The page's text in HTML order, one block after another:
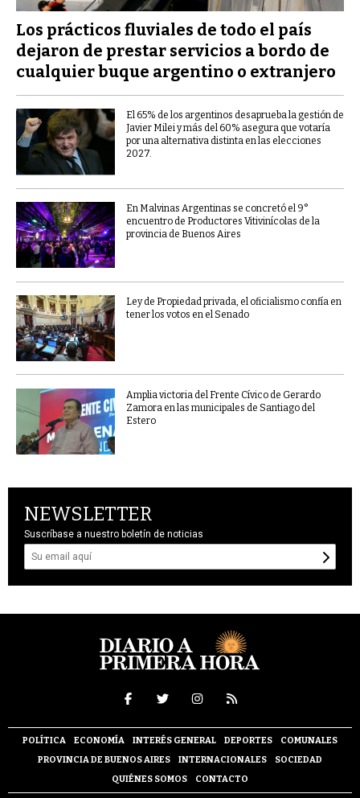
Los prácticos fluviales de todo el país
dejaron de prestar servicios a bordo de
cualquier buque argentino o extranjero
El 65% de los argentinos desaprueba la gestión de
Javier Milei y más del 60% asegura que votaría
por una alternativa distinta en las elecciones
2027.
En Malvinas Argentinas se concretó el 9°
encuentro de Productores Vitivinícolas de la
provincia de Buenos Aires
Ley de Propiedad privada, el oficialismo confía en
tener los votos en el Senado
Amplia victoria del Frente Cívico de Gerardo
Zamora en las municipales de Santiago del
Estero
NEWSLETTER
Suscríbase a nuestro boletín de noticias
POLÍTICA ECONOMÍA INTERÉS GENERAL DEPORTES
COMUNALES
PROVINCIA DE BUENOS AIRES
INTERNACIONALES
SOCIEDAD
QUIÉNES SOMOS
CONTACTO